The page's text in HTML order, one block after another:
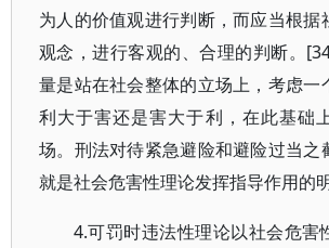
为人的价值观进行判断，而应当根据
观念，进行客观的、合理的判断。
量是站在社会整体的立场上，考虑一
利大于害还是害大于利，在此基础
场。刑法对待紧急避险和避险过当之
就是社会危害性理论发挥指导作用的明
4.可罚时违法性理论以社会危害